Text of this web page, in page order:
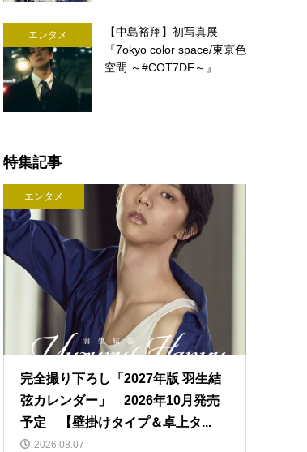
エンタメ
【中島裕翔】初写真展
『7okyo color space/東京色
空間 ～#COT7DF～』 ...
特集記事
エンタメ
完全撮り下ろし「2027年版 羽生結
弦カレンダー」 2026年10月発売
予定 【壁掛けタイプ＆卓上タ...
2026.08.07